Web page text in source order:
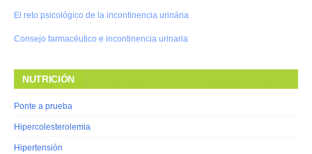
El reto psicológico de la incontinencia urinária
Consejo farmacéutico e incontinencia urinaria
NUTRICIÓN
Ponte a prueba
Hipercolesterolemia
Hipertensión